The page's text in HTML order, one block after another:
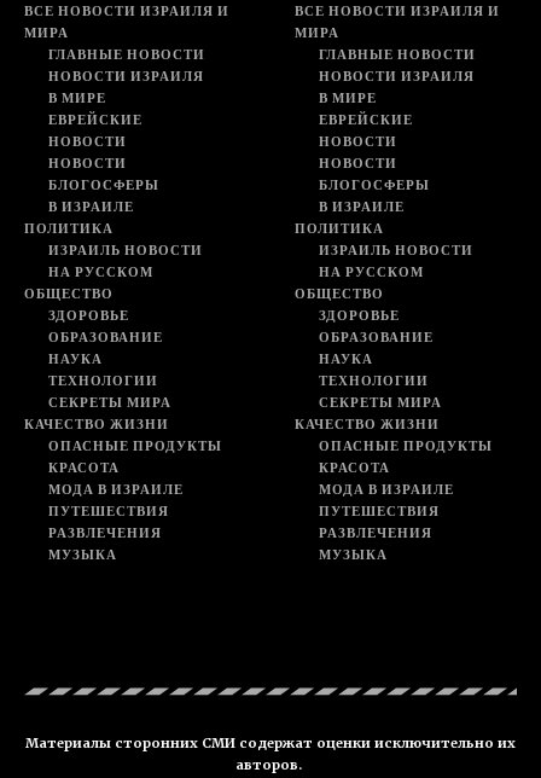
ВСЕ НОВОСТИ ИЗРАИЛЯ И
МИРА
ГЛАВНЫЕ НОВОСТИ
НОВОСТИ ИЗРАИЛЯ
В МИРЕ
ЕВРЕЙСКИЕ
НОВОСТИ
НОВОСТИ
БЛОГОСФЕРЫ
В ИЗРАИЛЕ
ПОЛИТИКА
ИЗРАИЛЬ НОВОСТИ
НА РУССКОМ
ОБЩЕСТВО
ЗДОРОВЬЕ
ОБРАЗОВАНИЕ
НАУКА
ТЕХНОЛОГИИ
СЕКРЕТЫ МИРА
КАЧЕСТВО ЖИЗНИ
ОПАСНЫЕ ПРОДУКТЫ
КРАСОТА
МОДА В ИЗРАИЛЕ
ПУТЕШЕСТВИЯ
РАЗВЛЕЧЕНИЯ
МУЗЫКА
ВСЕ НОВОСТИ ИЗРАИЛЯ И
МИРА
ГЛАВНЫЕ НОВОСТИ
НОВОСТИ ИЗРАИЛЯ
В МИРЕ
ЕВРЕЙСКИЕ
НОВОСТИ
НОВОСТИ
БЛОГОСФЕРЫ
В ИЗРАИЛЕ
ПОЛИТИКА
ИЗРАИЛЬ НОВОСТИ
НА РУССКОМ
ОБЩЕСТВО
ЗДОРОВЬЕ
ОБРАЗОВАНИЕ
НАУКА
ТЕХНОЛОГИИ
СЕКРЕТЫ МИРА
КАЧЕСТВО ЖИЗНИ
ОПАСНЫЕ ПРОДУКТЫ
КРАСОТА
МОДА В ИЗРАИЛЕ
ПУТЕШЕСТВИЯ
РАЗВЛЕЧЕНИЯ
МУЗЫКА
Материалы сторонних СМИ содержат оценки исключительно их
авторов.